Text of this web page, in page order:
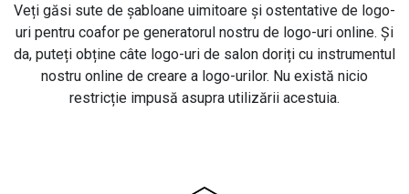
Veți găsi sute de șabloane uimitoare și ostentative de logo-
uri pentru coafor pe generatorul nostru de logo-uri online. Și
da, puteți obține câte logo-uri de salon doriți cu instrumentul
nostru online de creare a logo-urilor. Nu există nicio
restricție impusă asupra utilizării acestuia.